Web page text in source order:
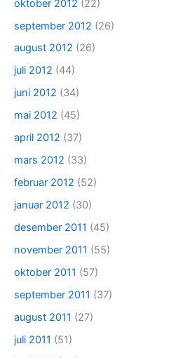
oktober 2012 (22)
september 2012 (26)
august 2012 (26)
juli 2012 (44)
juni 2012 (34)
mai 2012 (45)
april 2012 (37)
mars 2012 (33)
februar 2012 (52)
januar 2012 (30)
desember 2011 (45)
november 2011 (55)
oktober 2011 (57)
september 2011 (37)
august 2011 (27)
juli 2011 (51)